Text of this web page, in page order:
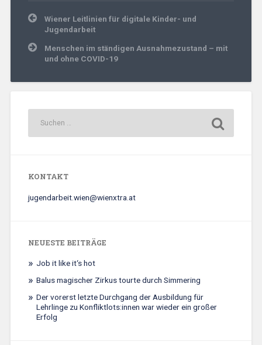
Beitrags-
Navigation
Wiener Leitlinien für digitale Kinder- und
Jugendarbeit
Menschen im ständigen Ausnahmezustand – mit
und ohne COVID-19
KONTAKT
jugendarbeit.wien@wienxtra.at
NEUESTE BEITRÄGE
Job it like it‘s hot
Balus magischer Zirkus tourte durch Simmering
Der vorerst letzte Durchgang der Ausbildung für
Lehrlinge zu Konfliktlots:innen war wieder ein großer
Erfolg